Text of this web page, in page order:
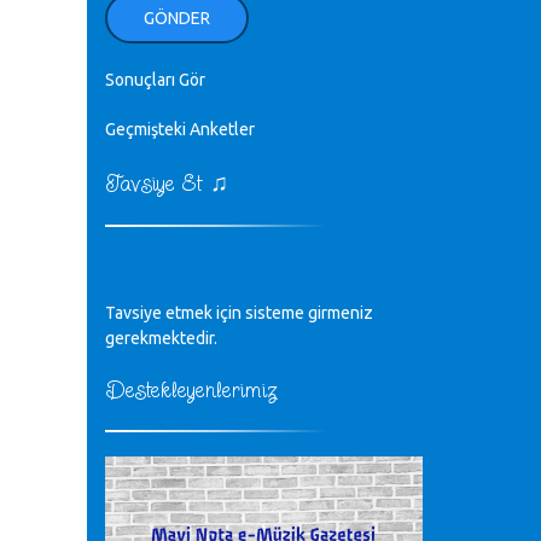
ellerinden benim için öpün.
Kurtuluş Çelebi - 07.01.2023
♪
Mavi Nota - 24.11.2022
♪
Biliyorum Cüneyt bey, yazımda da
♪
sayın müfit bey bilgilerinizi kontrol
edi 6440 sayılı cso kurulrş kanununda
GÖNDER
Sonuçları Gör
Geçmişteki Anketler
Tavsiye Et ♫
Tavsiye etmek için sisteme girmeniz
gerekmektedir.
Destekleyenlerimiz